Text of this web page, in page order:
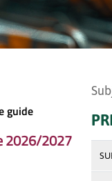
guide
2026/2027